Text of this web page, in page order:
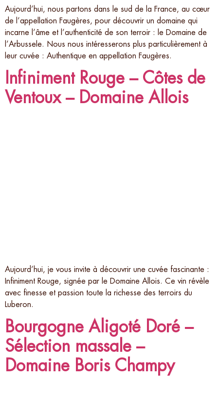
Aujourd’hui, nous partons dans le sud de la France, au cœur
de l’appellation Faugères, pour découvrir un domaine qui
incarne l’âme et l’authenticité de son terroir : le Domaine de
l’Arbussele. Nous nous intéresserons plus particulièrement à
leur cuvée : Authentique en appellation Faugères.
Infiniment Rouge – Côtes de
Ventoux – Domaine Allois
Aujourd’hui, je vous invite à découvrir une cuvée fascinante :
Infiniment Rouge, signée par le Domaine Allois. Ce vin révèle
avec finesse et passion toute la richesse des terroirs du
Luberon.
Bourgogne Aligoté Doré –
Sélection massale –
Domaine Boris Champy